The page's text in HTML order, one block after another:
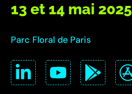
13 et 14 mai 2025
Parc Floral de Paris